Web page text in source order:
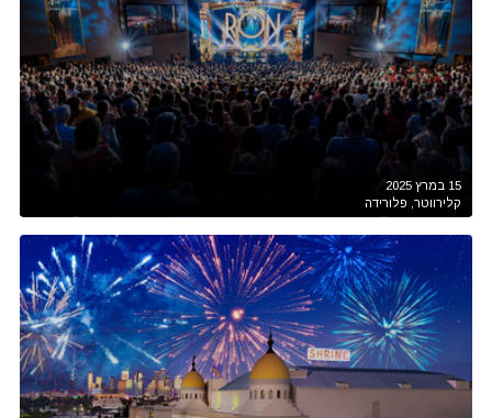
15 במרץ 2025
קלירווטר, פלורידה